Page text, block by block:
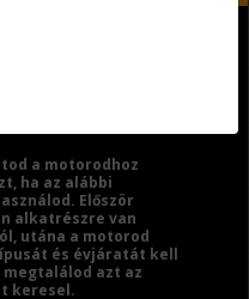
a motorodhoz
ha az alábbi
Először
alkatrészre van
utána a motorod
és évjáratát kell
megtalálod azt az
keresel.